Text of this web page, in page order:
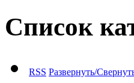
Список
RSS Развернуть/